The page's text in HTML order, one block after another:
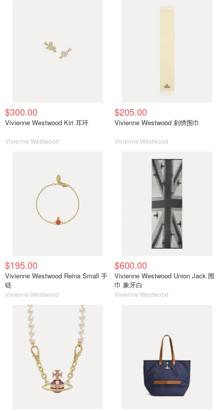
$300.00
Vivienne Westwood Kiri 耳环
Vivienne Westwood
$205.00
Vivienne Westwood 刺绣围巾
Vivienne Westwood
$195.00
Vivienne Westwood Reina Small 手
链
Vivienne Westwood
$600.00
Vivienne Westwood Union Jack 围
巾 象牙白
Vivienne Westwood